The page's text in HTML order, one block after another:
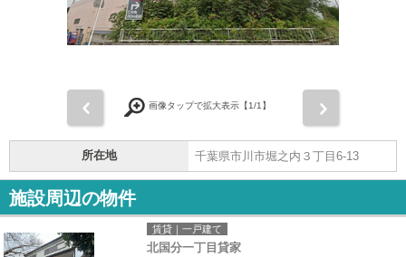
画像タップで拡大表示【1/1】
所在地 千葉県市川市堀之内３丁目6-13
施設周辺の物件
賃貸｜一戸建て
北国分一丁目貸家